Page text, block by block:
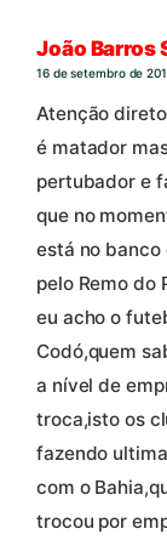
João Barros
16 de setembro de
Atenção
é matador
pertubador e
que no
está no banco
pelo Remo do
eu acho o
Codó,quem
a nível de
troca,isto os
fazendo
com o
trocou por